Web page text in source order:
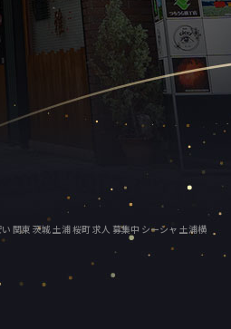
関東 茨城 土浦 桜町 求人 募集中 シーシャ 土浦横